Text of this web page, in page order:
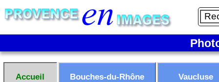
Accueil Bouches-du-Rhône Vaucluse